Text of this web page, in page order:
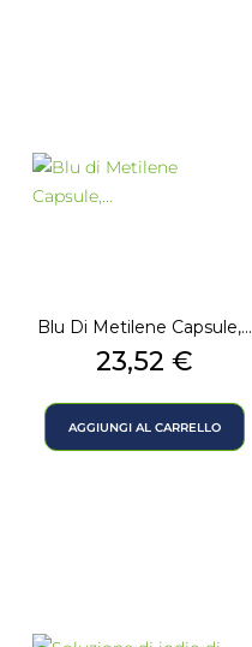
Blu Di Metilene Capsule,...
Prezzo
23,52 €
AGGIUNGI AL CARRELLO